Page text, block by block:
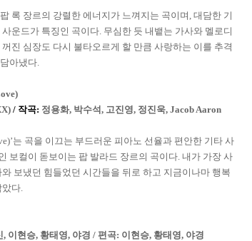
록 장르의 강렬한 에너지가 느껴지는 곡이며, 대담한 기
운드가 특징인 곡이다. 무심한 듯 내뱉는 가사와 멜로디
꺼진 심장도 다시 불타오르게 할 만큼 사랑하는 이를 추격
아냈다.
/ 작곡: 정용화, 박수석 , 고진영, 정진욱, Jacob Aaron
는 곡을 이끄는 부드러운 피아노 선율과 편안한 기타 사
보컬이 돋보이는 팝 발라드 장르의 곡이다. 내가 가장 사
와 보냈던 힘들었던 시간들을 뒤로 하고 지금이나마 행복
았다.
, 이현승, 황태영, 야경 / 편곡: 이현승, 황태영, 야경